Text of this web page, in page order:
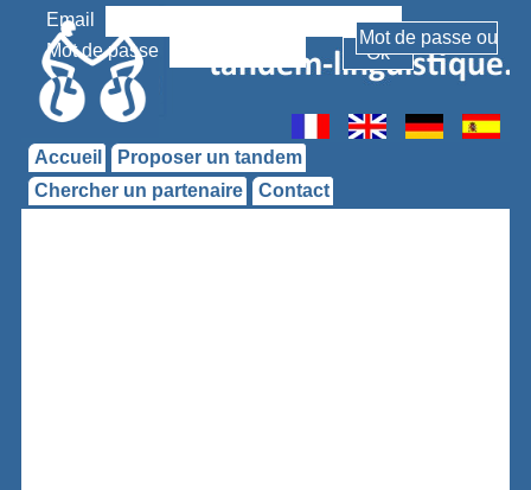
Email
Mot de passe
Accueil
Proposer un tandem
Chercher un partenaire
Contact